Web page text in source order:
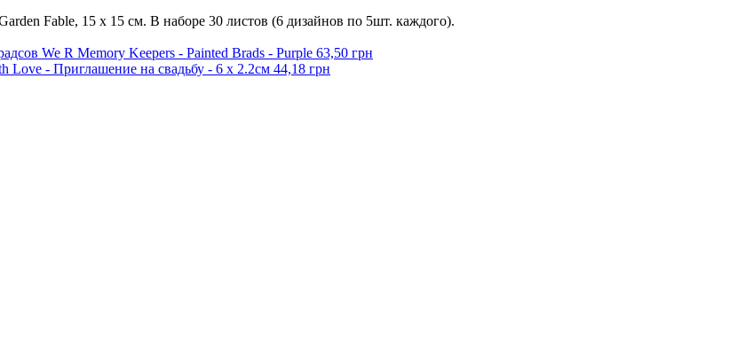
Fable, 15 х 15 см. В наборе 30 листов (6 дизайнов по 5шт. каждого).
We R Memory Keepers - Painted Brads - Purple 63,50 грн
Love - Приглашение на свадьбу - 6 х 2.2см 44,18 грн